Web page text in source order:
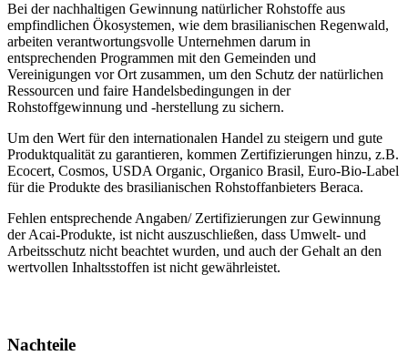
Bei der nachhaltigen Gewinnung natürlicher Rohstoffe aus
empfindlichen Ökosystemen, wie dem brasilianischen Regenwald,
arbeiten verantwortungsvolle Unternehmen darum in
entsprechenden Programmen mit den Gemeinden und
Vereinigungen vor Ort zusammen, um den Schutz der natürlichen
Ressourcen und faire Handelsbedingungen in der
Rohstoffgewinnung und -herstellung zu sichern.
Um den Wert für den internationalen Handel zu steigern und gute
Produktqualität zu garantieren, kommen Zertifizierungen hinzu, z.B.
Ecocert, Cosmos, USDA Organic, Organico Brasil, Euro-Bio-Label
für die Produkte des brasilianischen Rohstoffanbieters Beraca.
Fehlen entsprechende Angaben/ Zertifizierungen zur Gewinnung
der Acai-Produkte, ist nicht auszuschließen, dass Umwelt- und
Arbeitsschutz nicht beachtet wurden, und auch der Gehalt an den
wertvollen Inhaltsstoffen ist nicht gewährleistet.
Nachteile